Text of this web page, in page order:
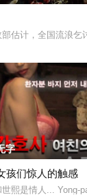
当摇滚和白粉不足
来的新邻居，正是
估计，全国流浪乞
凡，是个打工的女
生活。 一个可怜
字
孩们惊人的触感
熙是情人... Yong-